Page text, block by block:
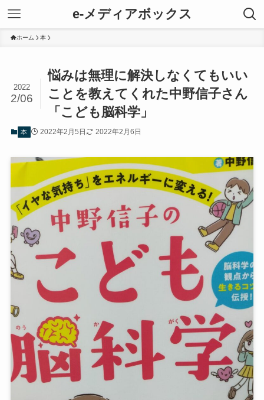
e-メディアボックス
ホーム 本
悩みは無理に解決しなくてもいい
ことを教えてくれた中野信子さん
「こども脳科学」
2022
2/06
本 2022年2月5日 2022年2月6日